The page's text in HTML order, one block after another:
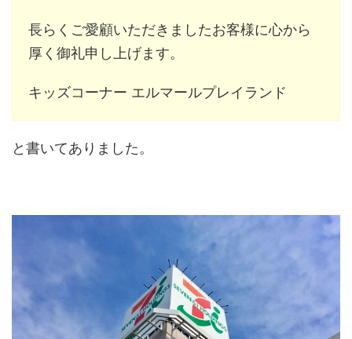
長らくご愛顧いただきましたお客様に心から
厚く御礼申し上げます。
キッズコーナー エルマールプレイランド
と書いてありました。